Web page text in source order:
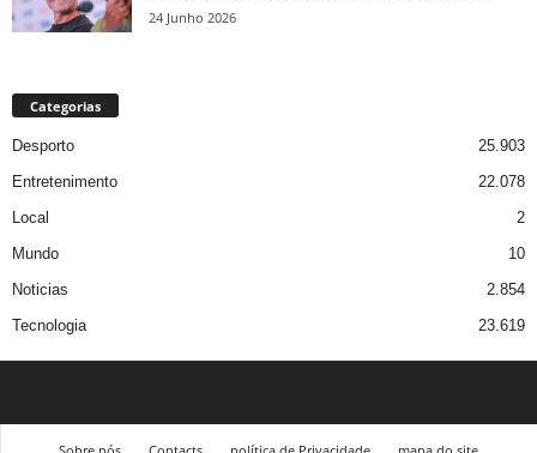
24 Junho 2026
Categorias
Desporto
25.903
Entretenimento
22.078
Local
2
Mundo
10
Noticias
2.854
Tecnologia
23.619